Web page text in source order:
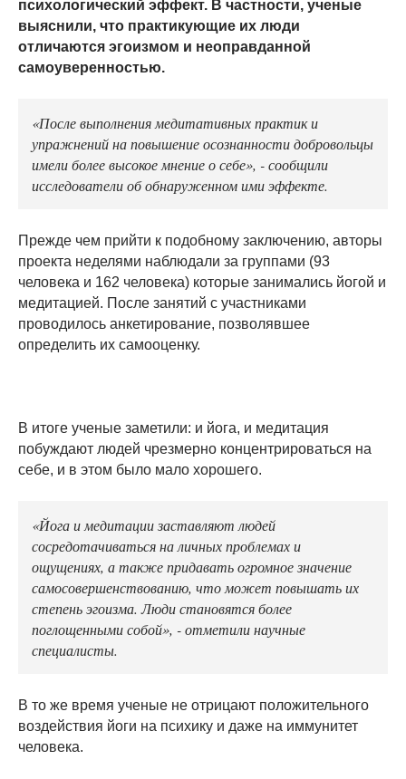
психологический эффект. В частности, ученые
выяснили, что практикующие их люди
отличаются эгоизмом и неоправданной
самоуверенностью.
«После выполнения медитативных практик и
упражнений на повышение осознанности добровольцы
имели более высокое мнение о себе», - сообщили
исследователи об обнаруженном ими эффекте.
Прежде чем прийти к подобному заключению, авторы
проекта неделями наблюдали за группами (93
человека и 162 человека) которые занимались йогой и
медитацией. После занятий с участниками
проводилось анкетирование, позволявшее
определить их самооценку.
В итоге ученые заметили: и йога, и медитация
побуждают людей чрезмерно концентрироваться на
себе, и в этом было мало хорошего.
«Йога и медитации заставляют людей
сосредотачиваться на личных проблемах и
ощущениях, а также придавать огромное значение
самосовершенствованию, что может повышать их
степень эгоизма. Люди становятся более
поглощенными собой», - отметили научные
специалисты.
В то же время ученые не отрицают положительного
воздействия йоги на психику и даже на иммунитет
человека.